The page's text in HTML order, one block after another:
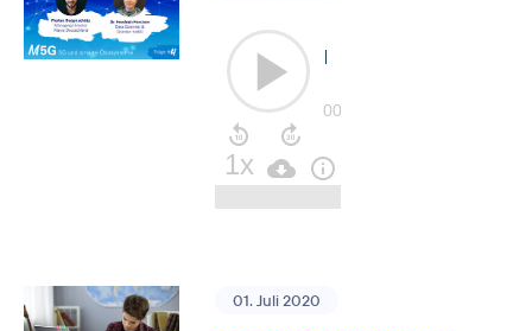
01. Juli 2020